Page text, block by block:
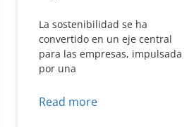
La sostenibilidad se ha
convertido en un eje central
para las empresas, impulsada
por una
Read more